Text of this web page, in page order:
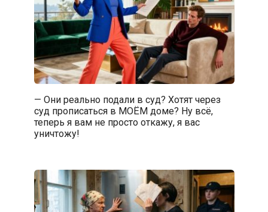
— Они реально подали в суд? Хотят через
суд прописаться в МОЁМ доме? Ну всё,
теперь я вам не просто откажу, я вас
уничтожу!